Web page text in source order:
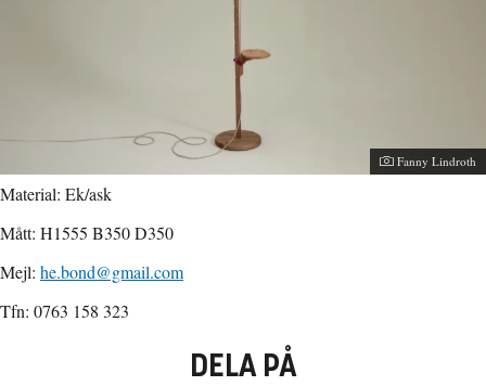
Fanny Lindroth
Material: Ek/ask
Mått: H1555 B350 D350
Mejl: he.bond@gmail.com
Tfn: 0763 158 323
DELA PÅ